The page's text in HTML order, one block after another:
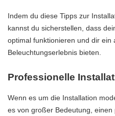
Indem du diese Tipps zur
kannst du sicherstellen, dass
optimal funktionieren und dir ein
Beleuchtungserlebnis bieten.
Professionelle
Wenn es um die Installation
es von großer Bedeutung,